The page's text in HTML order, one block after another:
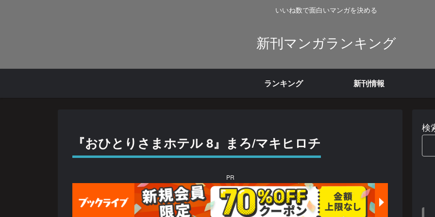
いいね数で面白いマンガを決める
新刊マンガランキング
ランキング 新刊情報
『おひとりさまホテル 8』まろ/マキヒロチ
PR
検